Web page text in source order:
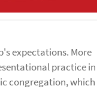
expectations. More
practice in
congregation, which